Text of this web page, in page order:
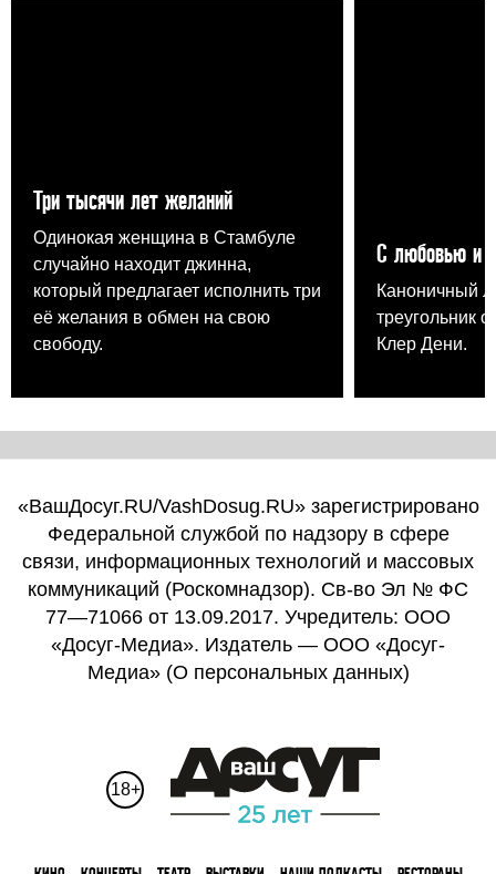
Три тысячи лет желаний
Одинокая женщина в Стамбуле
случайно находит джинна,
который предлагает исполнить три
её желания в обмен на свою
свободу.
С любовью и
Каноничный
треугольник
Клер Дени.
«ВашДосуг.RU/VashDosug.RU» зарегистрировано
Федеральной службой по надзору в сфере
связи, информационных технологий и массовых
коммуникаций (Роскомнадзор). Св-во Эл № ФС
77—71066 от 13.09.2017. Учредитель: ООО
«Досуг-Медиа». Издатель — ООО «Досуг-
Медиа» (О персональных данных)
18+